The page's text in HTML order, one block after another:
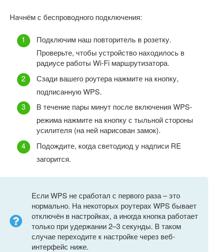
Начнём с беспроводного подключения:
Подключим наш повторитель в розетку.
Проверьте, чтобы устройство находилось в
радиусе работы Wi-Fi маршрутизатора.
Сзади вашего роутера нажмите на кнопку,
подписанную WPS.
В течение пары минут после включения WPS-
режима нажмите на кнопку с тыльной стороны
усилителя (на ней нарисован замок).
Подождите, когда светодиод у надписи RE
загорится.
Если WPS не сработал с первого раза – это
нормально. На некоторых роутерах WPS бывает
отключён в настройках, а иногда кнопка работает
только при удержании 2–3 секунды. В таком
случае переходите к настройке через веб-
интерфейс ниже.